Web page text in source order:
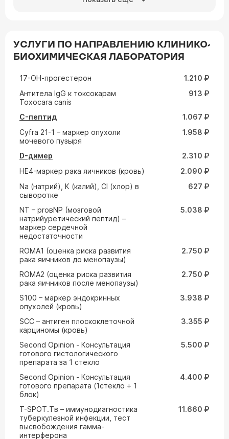
УСЛУГИ ПО НАПРАВЛЕНИЮ КЛИНИКО-
БИОХИМИЧЕСКАЯ ЛАБОРАТОРИЯ
17-ОН-прогестерон
1.210 ₽
Aнтитела IgG к токсокарам
Toxocara canis
913 ₽
C-пептид
1.067 ₽
Cyfra 21-1 – маркер опухоли
мочевого пузыря
1.958 ₽
D-димер
2.310 ₽
HE4-маркер рака яичников (кровь)
2.090 ₽
Na (натрий), К (калий), Cl (хлор) в
сыворотке
627 ₽
NT – proвNP (мозговой
натрийуретический пептид) –
маркер сердечной
недостаточности
5.038 ₽
ROMA1 (оценка риска развития
рака яичников до менопаузы)
2.750 ₽
ROMA2 (оценка риска развития
рака яичников после менопаузы)
2.750 ₽
S100 – маркер эндокринных
опухолей (кровь)
3.938 ₽
SCC – антиген плоскоклеточной
карциномы (кровь)
3.355 ₽
Second Opinion - Консультация
готового гистологического
препарата за 1 стекло
5.500 ₽
Second Opinion - Консультация
готового препарата (1стекло + 1
блок)
4.400 ₽
T-SPOT.Tв – иммунодиагностика
туберкулезной инфекции, тест
высвобождения гамма-
интерферона
11.660 ₽